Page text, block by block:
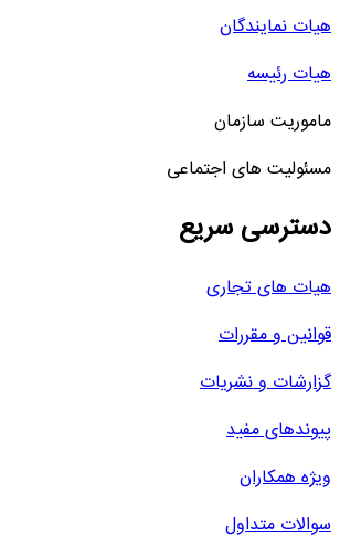
هیات نمایندگان
هیات رئیسه
ماموریت سازمان
مسئولیت های اجتماعی
دسترسی سریع
هیات های تجاری
قوانین و مقررات
گزارشات و نشریات
پیوندهای مفید
ویژه همکاران
سوالات متداول